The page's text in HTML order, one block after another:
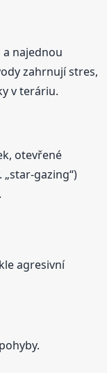
najednou
zahrnují stres,
v teráriu.
otevřené
gazing“)
agresivní